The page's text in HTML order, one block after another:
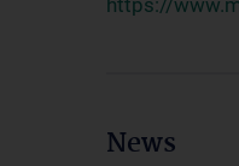
https://
News